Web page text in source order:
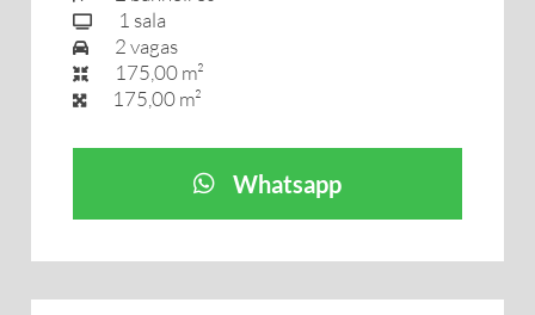
1 sala
2 vagas
175,00 m²
175,00 m²
Whatsapp